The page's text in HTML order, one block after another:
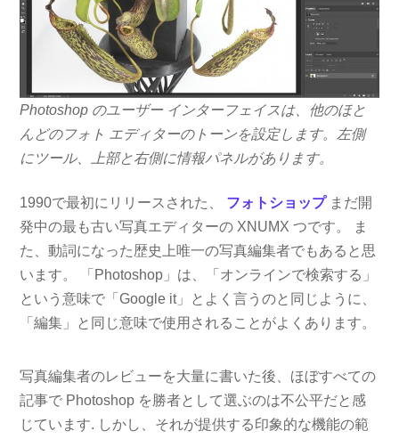
Photoshop のユーザー インターフェイスは、他のほと
んどのフォト エディターのトーンを設定します。左側
にツール、上部と右側に情報パネルがあります。
1990で最初にリリースされた、 フォトショップまだ開
発中の最も古い写真エディターの XNUMX つです。 ま
た、動詞になった歴史上唯一の写真編集者でもあると思
います。 「Photoshop」は、「オンラインで検索する」
という意味で「Google it」とよく言うのと同じように、
「編集」と同じ意味で使用されることがよくあります。
写真編集者のレビューを大量に書いた後、ほぼすべての
記事で Photoshop を勝者として選ぶのは不公平だと感
じています. しかし、それが提供する印象的な機能の範